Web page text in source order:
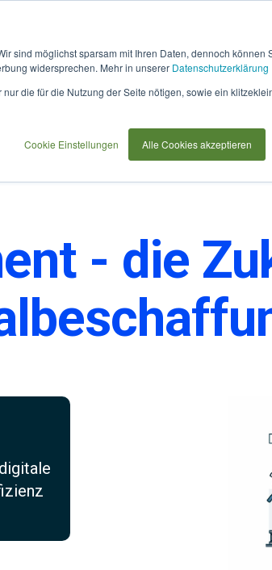
sind möglichst sparsam mit Ihren Daten, dennoch können
widersprechen. Mehr in unserer Datenschutzerklärung
die für die Nutzung der Seite nötigen, sowie ein
Cookie Einstellungen Alle Cookies akzeptieren
- die